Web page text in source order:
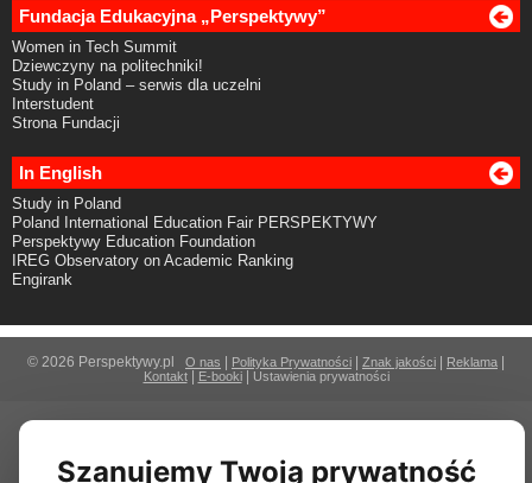
Fundacja Edukacyjna „Perspektywy”
Women in Tech Summit
Dziewczyny na politechniki!
Study in Poland – serwis dla uczelni
Interstudent
Strona Fundacji
In English
Study in Poland
Poland International Education Fair PERSPEKTYWY
Perspektywy Education Foundation
IREG Observatory on Academic Ranking
Engirank
© 2026 Perspektywy.pl O nas Polityka Prywatności Znak jakości Reklama
Kontakt| E-booki| Ustawienia prywatności
Szanujemy Twoją prywatność